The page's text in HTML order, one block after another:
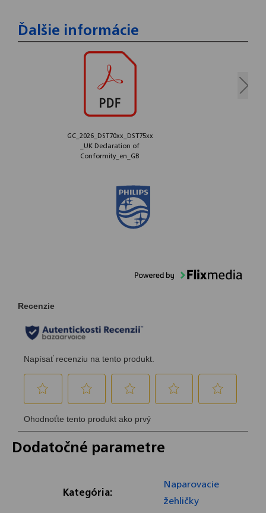
GC_2026_DST70xx_DST75xx
_UK Declaration of
Conformity_en_GB
Ďalšie informácie
Dodatočné parametre
Kategória:
Naparovacie
žehličky
Powered by chaterimo